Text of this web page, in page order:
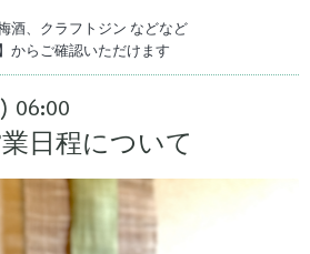
酒、クラフトジン などなど
からご確認いただけます
06:00
日程について